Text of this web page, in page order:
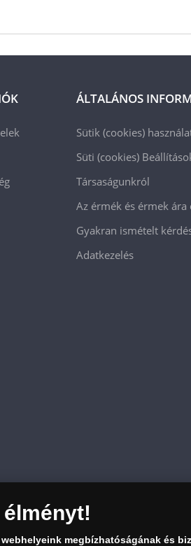
ÁLTALÁNOS
Sütik (cookies)
Süti (cookies)
Társaságunkról
Az érmék és érmek ára
Gyakran ismételt
Adatkezelés
megbízhatóságának és